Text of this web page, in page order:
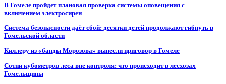
В Гомеле пройдет плановая проверка системы оповещения с
включением электросирен
Система безопасности даёт сбой: десятки детей продолжают гибнуть в
Гомельской области
Киллеру из «банды Морозова» вынесли приговор в Гомеле
Сотни кубометров леса вне контроля: что происходит в лесхозах
Гомельщины